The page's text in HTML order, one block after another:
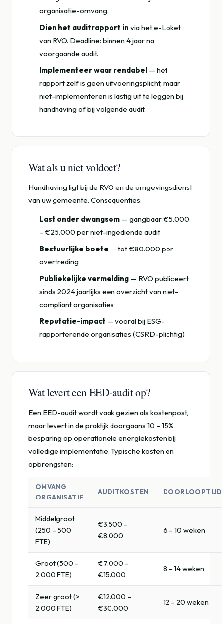
organisatie-omvang.
Dien het auditrapport in via het e-Loket
van RVO. Deadline: binnen 4 jaar na
voorgaande audit.
Implementeer waar rendabel — het
rapport zelf is geen uitvoeringsplicht, maar
niet-implementeren is lastig uit te leggen bij
handhaving of bij volgende audit.
Wat als u niet voldoet?
Handhaving ligt bij de RVO en de omgevingsdienst
van uw gemeente. Consequenties:
Last onder dwangsom — gangbaar €5.000
– €25.000 per niet-ingediende audit
Bestuurlijke boete — tot €80.000 per
overtreding
Publiekelijke vermelding — RVO publiceert
sinds 2024 jaarlijks een overzicht van niet-
compliant organisaties
Reputatie-impact — vooral bij ESG-
rapporterende organisaties (CSRD-plichtig)
Wat levert een EED-audit op?
Een EED-audit wordt vaak gezien als kostenpost,
maar levert in de praktijk doorgaans 10 – 15%
besparing op operationele energiekosten bij
volledige implementatie. Typische kosten en
opbrengsten:
OMVANG
ORGANISATIE
AUDITKOSTEN DOORLOOPTIJD
Middelgroot
(250 – 500
FTE)
€3.500 –
€8.000
6 – 10 weken
Groot (500 –
2.000 FTE)
€7.000 –
€15.000
8 – 14 weken
Zeer groot (>
2.000 FTE)
€12.000 –
€30.000
12 – 20 weken